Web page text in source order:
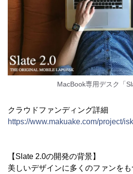
MacBook専用デスク「
クラウドファンディング詳細
https://www.makuake.com/project/
【Slate 2.0の開発の背景】
美しいデザインに多くのファンを